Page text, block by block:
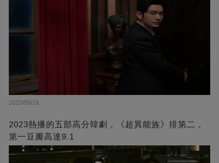
2023/09/18
2023熱播的五部高分韓劇，《超異能族》排第二，
第一豆瓣高達9.1